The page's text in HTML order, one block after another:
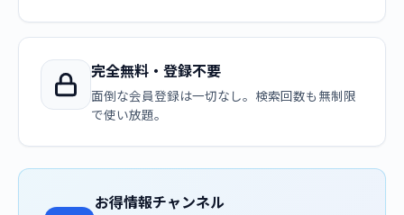
完全無料・登録不要
面倒な会員登録は一切なし。検索回数も無制限
で使い放題。
お得情報チャンネル